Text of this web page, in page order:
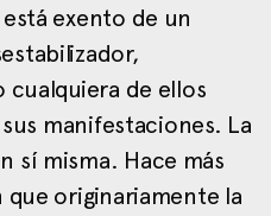
exento de un
cualquiera de ellos
manifestaciones. La
sí misma. Hace más
originariamente la